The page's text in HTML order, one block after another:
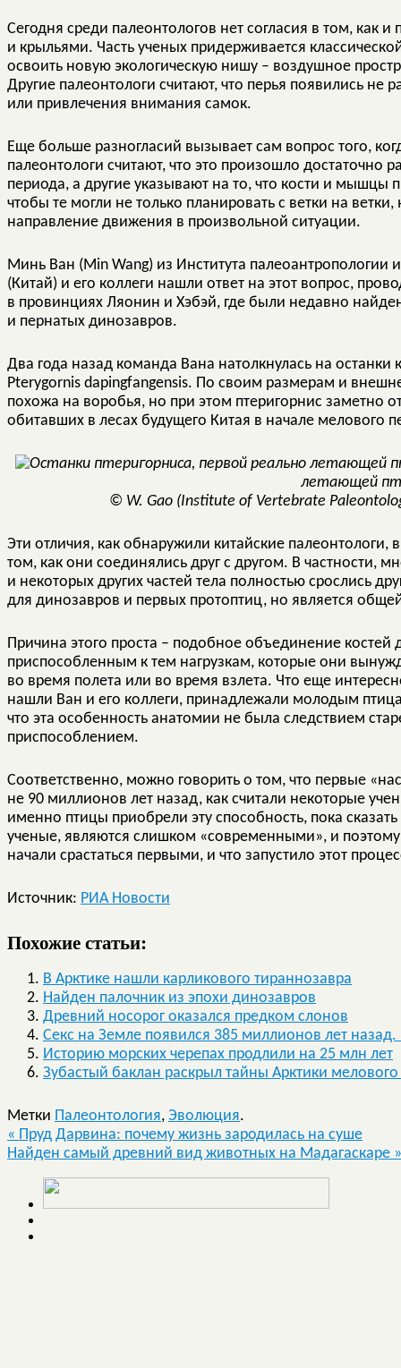
Сегодня среди палеонтологов нет согласия в том, как
и крыльями. Часть ученых придерживается
освоить новую экологическую нишу – воздушное
Другие палеонтологи считают, что перья появились не
или привлечения внимания самок.
Еще больше разногласий вызывает сам вопрос того,
палеонтологи считают, что это произошло достаточно
периода, а другие указывают на то, что кости и мышцы
чтобы те могли не только планировать с ветки на
направление движения в произвольной ситуации.
Минь Ван (Min Wang) из Института
(Китай) и его коллеги нашли ответ на этот вопрос,
в провинциях Ляонин и Хэбэй, где были недавно
и пернатых динозавров.
Два года назад команда Вана натолкнулась на
Pterygornis dapingfangensis. По своим размерам и
похожа на воробья, но при этом птеригорнис заметно
обитавших в лесах будущего Китая в начале мелового
летающей
© W. Gao (Institute of Vertebrate
Эти отличия, как обнаружили китайские палеонтологи,
том, как они соединялись друг с другом. В частности,
и некоторых других частей тела полностью срослись
для динозавров и первых протоптиц, но является
Причина этого проста – подобное объединение костей
приспособленным к тем нагрузкам, которые они
во время полета или во время взлета. Что еще
нашли Ван и его коллеги, принадлежали молодым
что эта особенность анатомии не была следствием
приспособлением.
Соответственно, можно говорить о том, что первые
не 90 миллионов лет назад, как считали некоторые
именно птицы приобрели эту способность, пока
ученые, являются слишком «современными», и поэтому
начали срастаться первыми, и что запустило этот
Источник: РИА Новости
Похожие статьи:
В Арктике нашли карликового тираннозавра
Найден палочник из эпохи динозавров
Древний носорог оказался предком слонов
Секс на Земле появился 385 миллионов лет
Историю морских черепах продлили на 25 млн лет
Зубастый баклан раскрыл тайны Арктики
Метки Палеонтология, Эволюция.
« Пруд Дарвина: почему жизнь зародилась на суше
Найден самый древний вид животных на Мадагаскаре »